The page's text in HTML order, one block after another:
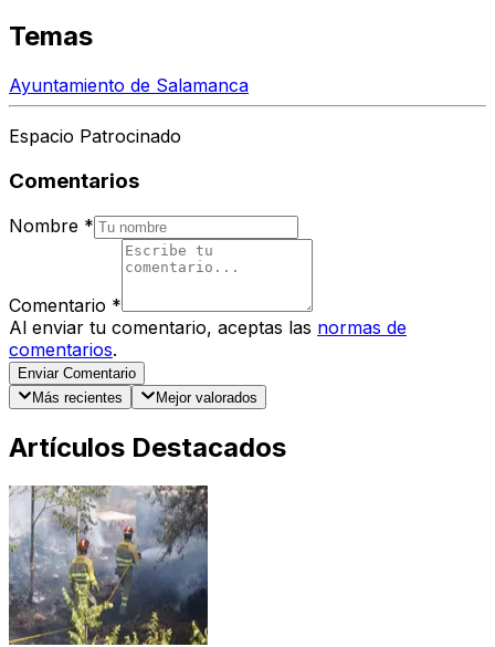
Temas
Ayuntamiento de Salamanca
Espacio Patrocinado
Comentarios
Nombre *
Comentario *
Al enviar tu comentario, aceptas las normas de
comentarios.
Enviar Comentario
Más recientes
Mejor valorados
Artículos Destacados